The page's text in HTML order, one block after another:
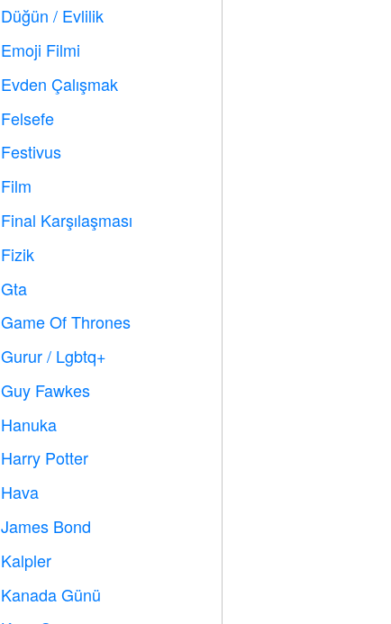
Düğün / Evlilik
Emoji Filmi
Evden Çalışmak
Felsefe
Festivus
Film
Final Karşılaşması
Fizik
Gta
Game Of Thrones
Gurur / Lgbtq+
Guy Fawkes
Hanuka
Harry Potter
Hava
James Bond
Kalpler
Kanada Günü